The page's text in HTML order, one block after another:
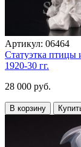
Артикул: 06464
Статуэтка птицы
1920-30 гг.
28 000 руб.
В корзину